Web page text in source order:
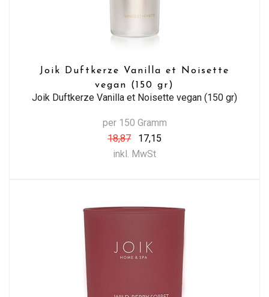
Joik Duftkerze Vanilla et Noisette
vegan (150 gr)
Joik Duftkerze Vanilla et Noisette vegan (150 gr)
per 150 Gramm
18,87
17,15
inkl. MwSt